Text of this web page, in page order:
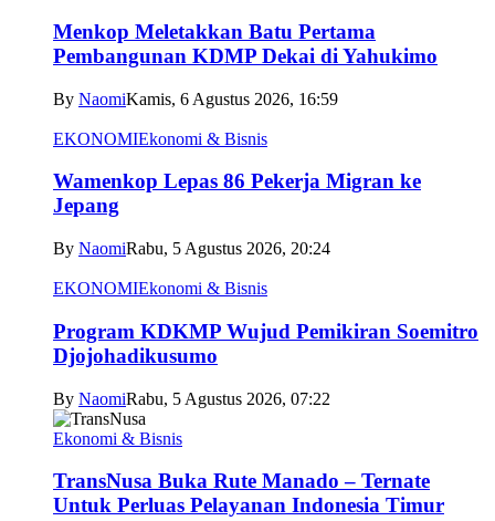
Menkop Meletakkan Batu Pertama
Pembangunan KDMP Dekai di Yahukimo
By NaomiKamis, 6 Agustus 2026, 16:59
EKONOMIEkonomi & Bisnis
Wamenkop Lepas 86 Pekerja Migran ke
Jepang
By NaomiRabu, 5 Agustus 2026, 20:24
EKONOMIEkonomi & Bisnis
Program KDKMP Wujud Pemikiran Soemitro
Djojohadikusumo
By NaomiRabu, 5 Agustus 2026, 07:22
Ekonomi & Bisnis
TransNusa Buka Rute Manado – Ternate
Untuk Perluas Pelayanan Indonesia Timur